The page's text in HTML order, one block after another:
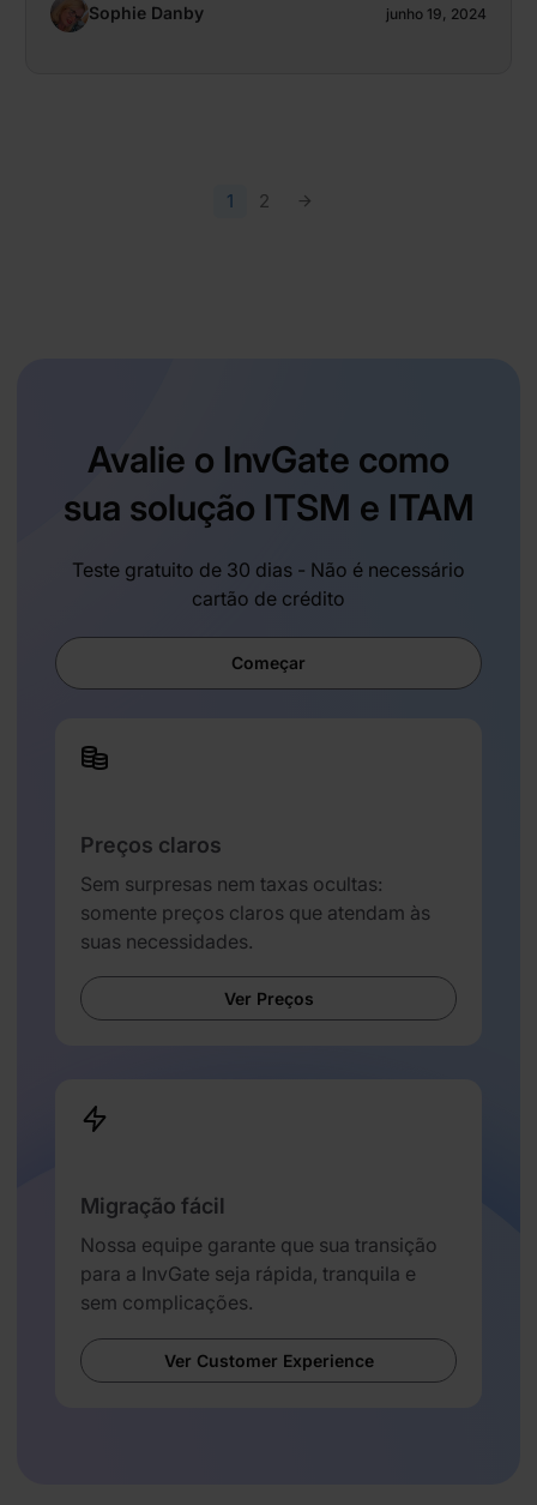
Sophie Danby junho 19, 2024
1 2
Avalie o InvGate como
sua solução ITSM e ITAM
Teste gratuito de 30 dias - Não é necessário
cartão de crédito
Começar
Preços claros
Sem surpresas nem taxas ocultas:
somente preços claros que atendam às
suas necessidades.
Ver Preços
Migração fácil
Nossa equipe garante que sua transição
para a InvGate seja rápida, tranquila e
sem complicações.
Ver Customer Experience